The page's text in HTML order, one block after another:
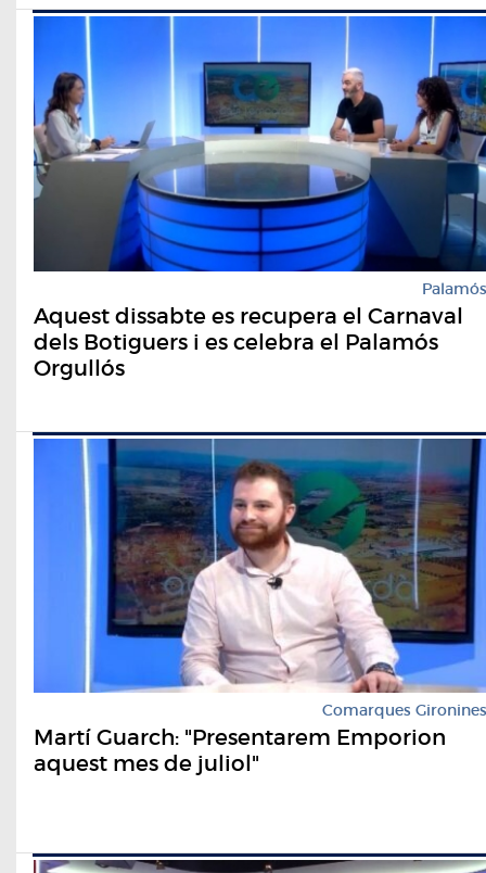
Palamós
Aquest dissabte es recupera el Carnaval
dels Botiguers i es celebra el Palamós
Orgullós
Comarques Gironines
Martí Guarch: "Presentarem Emporion
aquest mes de juliol"